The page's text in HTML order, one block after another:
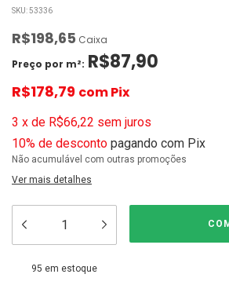
SKU:53336
R$198,65 Caixa
Preço por m²: R$87,90
R$178,79 comPix
3 x de R$66,22 sem juros
10% de desconto pagando com Pix
Não acumulável com outras promoções
Ver mais detalhes
95 em estoque